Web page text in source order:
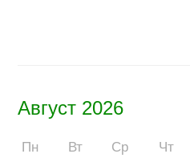
Август 2026
Пн Вт Ср Чт